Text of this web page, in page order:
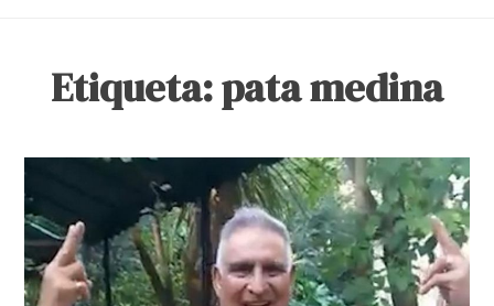
Etiqueta:pata medina